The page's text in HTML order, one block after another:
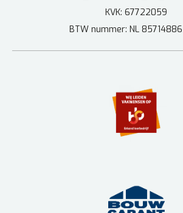
KVK: 67722059
BTW nummer: NL